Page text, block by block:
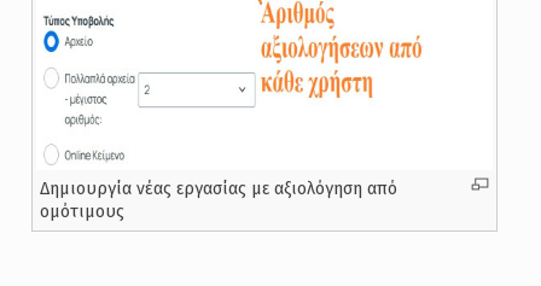
Δημιουργία νέας εργασίας με αξιολόγηση από
ομότιμους